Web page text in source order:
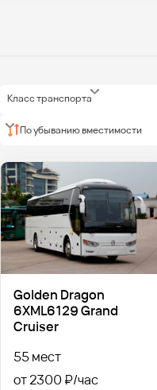
Класс транспорта
По убыванию вместимости
Golden Dragon
6XML6129 Grand
Cruiser
55 мест
от 2300 ₽